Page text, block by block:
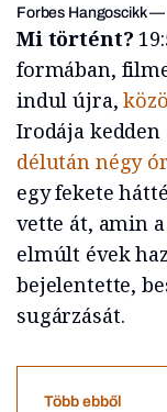
Forbes Hangoscikk—
Mi történt?
formában,
indul újra,
Irodája kedden
délután négy
egy fekete
vette át, amin
elmúlt évek
bejelentette,
sugárzását.
Több ebből